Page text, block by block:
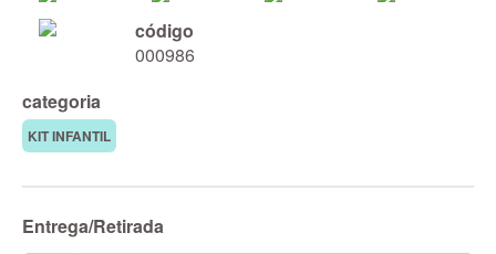
código
000986
categoria
KIT INFANTIL
Entrega/Retirada